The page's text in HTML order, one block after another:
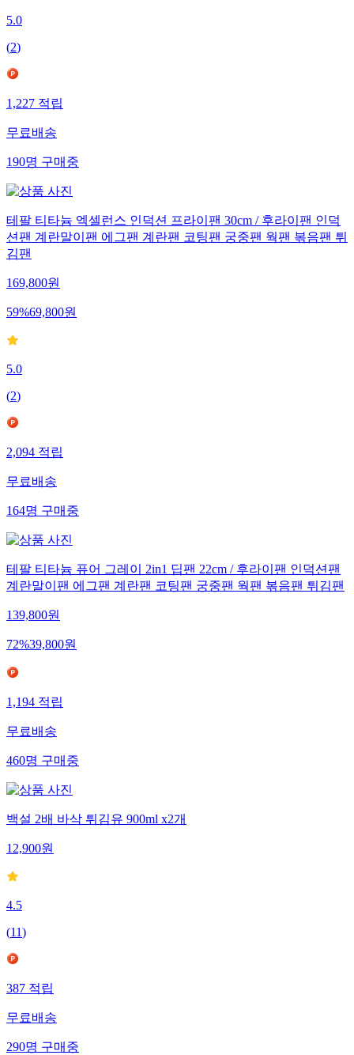
5.0
(2)
1,227 적립
무료배송
190명 구매중
테팔 티타늄 엑셀런스 인덕션 프라이팬 30cm / 후라이팬 인덕
션팬 계란말이팬 에그팬 계란팬 코팅팬 궁중팬 웍팬 볶음팬 튀
김팬
169,800원
59%69,800원
5.0
(2)
2,094 적립
무료배송
164명 구매중
테팔 티타늄 퓨어 그레이 2in1 딥팬 22cm / 후라이팬 인덕션팬
계란말이팬 에그팬 계란팬 코팅팬 궁중팬 웍팬 볶음팬 튀김팬
139,800원
72%39,800원
1,194 적립
무료배송
460명 구매중
백설 2배 바삭 튀김유 900ml x2개
12,900원
4.5
(11)
387 적립
무료배송
290명 구매중